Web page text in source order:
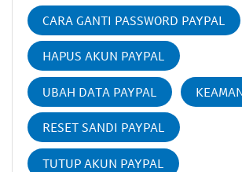
CARA GANTI PASSWORD PAYPAL
HAPUS AKUN PAYPAL
UBAH DATA PAYPAL
RESET SANDI PAYPAL
TUTUP AKUN PAYPAL